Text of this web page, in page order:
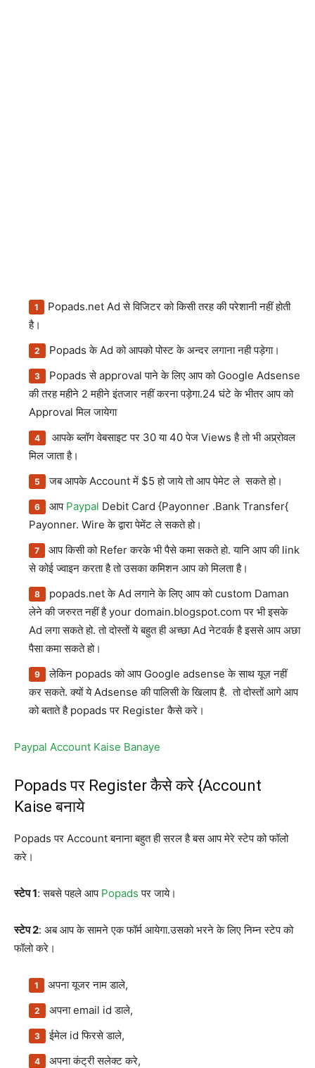
Popads.net Ad से विजिटर को किसी तरह की परेशानी नहीं होती
है।
Popads के Ad को आपको पोस्ट के अन्दर लगाना नही पड़ेगा।
Popads से approval पाने के लिए आप को Google Adsense
की तरह महीने 2 महीने इंतजार नहीं करना पड़ेगा.24 घंटे के भीतर आप को
Approval मिल जायेगा
आपके ब्लॉग वेबसाइट पर 30 या 40 पेज Views है तो भी अप्र्रोवल
मिल जाता है।
जब आपके Account में $5 हो जाये तो आप पेमेट ले सकते हो।
आप Paypal Debit Card {Payonner .Bank Transfer{
Payonner. Wire के द्वारा पेमेंट ले सकते हो।
आप किसी को Refer करके भी पैसे कमा सकते हो. यानि आप की link
से कोई ज्वाइन करता है तो उसका कमिशन आप को मिलता है।
popads.net के Ad लगाने के लिए आप को custom Daman
लेने की जरुरत नहीं है your domain.blogspot.com पर भी इसके
Ad लगा सकते हो. तो दोस्तों ये बहुत ही अच्छा Ad नेटवर्क है इससे आप अछा
पैसा कमा सकते हो।
लेकिन popads को आप Google adsense के साथ यूज़ नहीं
कर सकते. क्यों ये Adsense की पालिसी के खिलाप है. तो दोस्तों आगे आप
को बताते है popads पर Register कैसे करे।
Paypal Account Kaise Banaye
Popads पर Register कैसे करे {Account
Kaise बनाये
Popads पर Account बनाना बहुत ही सरल है बस आप मेरे स्टेप को फॉलो
करे।
स्टेप 1: सबसे पहले आप Popadsपर जाये।
स्टेप 2: अब आप के सामने एक फॉर्म आयेगा.उसको भरने के लिए निम्न स्टेप को
फॉलो करे।
अपना यूजर नाम डाले,
अपना email id डाले,
ईमेल id फिरसे डाले,
अपना कंट्री सलेक्ट करे,